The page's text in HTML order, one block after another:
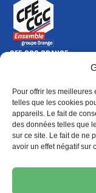
Pour offrir les
telles que les cookies
appareils. Le fait de
des données telles que
sur ce site. Le fait de ne
avoir un effet négatif sur
CFE-CGC ORANGE
10-12 rue Saint
Nous contacter
01 46 79 28 74
S'ABONNER
(NOUVELLE
Épargne
(nouvelle fenêtre)